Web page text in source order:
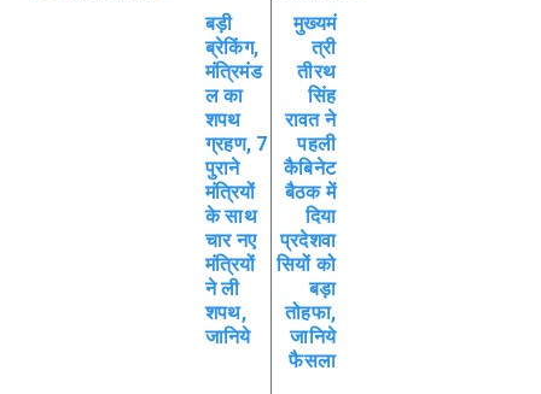
बड़ी
ब्रेकिंग,
मंत्रिमंड
ल का
शपथ
ग्रहण, 7
पुराने
मंत्रियों
के साथ
चार नए
मंत्रियों
ने ली
शपथ,
जानिये
मुख्यमं
त्री
तीरथ
सिंह
रावत ने
पहली
कैबिनेट
बैठक में
दिया
प्रदेशवा
सियों को
बड़ा
तोहफा,
जानिये
फैसला